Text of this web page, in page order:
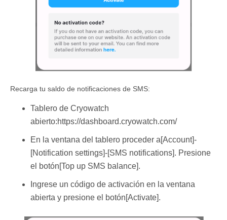
Recarga tu saldo de notificaciones de SMS:
Tablero de Cryowatch
abierto:https://dashboard.cryowatch.com/
En la ventana del tablero proceder a[Account]-
[Notification settings]-[SMS notifications]. Presione
el botón[Top up SMS balance].
Ingrese un código de activación en la ventana
abierta y presione el botón[Activate].